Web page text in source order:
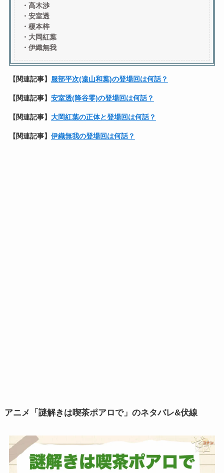
・ 高木渉
・安室透
・榎本梓
・ 大岡紅葉
・伊織無我
【関連記事】 服部平次(遠山和葉)の登場回は何話？
【関連記事】 安室透(降谷零)の登場回は何話？
【関連記事】 大岡紅葉の正体と登場回は何話？
【関連記事】 伊織無我の登場回は何話？
アニメ「謎解きは喫茶ポアロで」のネタバレ&伏線